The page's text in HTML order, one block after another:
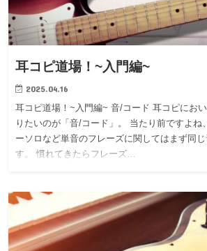
耳コピ道場！~入門編~
2025.04.16
耳コピ道場！~入門編~ 音/コード 耳コピにお
りたいのが「音/コード」。 当たり前ですよね
ーソロなど単音のフレーズに関してはまず同
す。 慣れてきたらフレーズ…